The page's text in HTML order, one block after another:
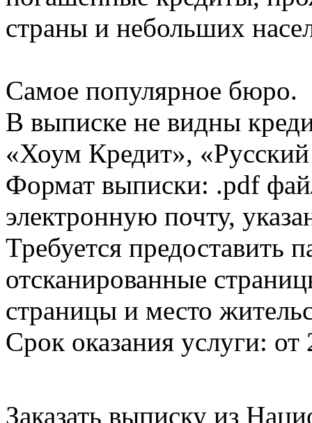
страны и небольших
Самое популярное бюро.
В выписке не видны
«Хоум Кредит»,
Формат выписки: .pdf
электронную почту,
Требуется предоставить
отсканированные
страницы и место
Срок оказания услуги: от
Заказать выписку из